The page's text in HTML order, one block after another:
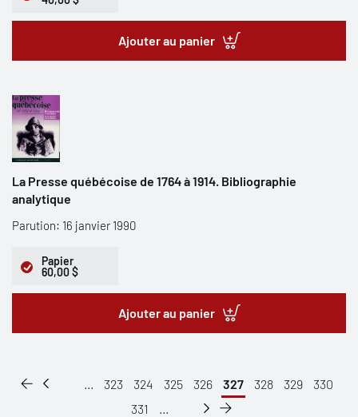
Ajouter au panier
La Presse québécoise de 1764 à 1914. Bibliographie
analytique
Parution: 16 janvier 1990
Papier
60,00 $
Ajouter au panier
... 323 324 325 326 327 328 329
330
331
...